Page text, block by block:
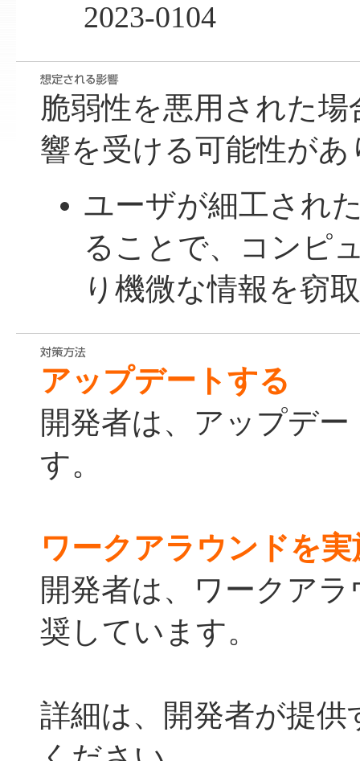
2023-0104
脆弱性を悪用された
響を受ける可能性があ
ユーザが細工され
ることで、コンピ
り機微な情報を窃
アップデートする
開発者は、アップデ
す。
ワークアラウンドを
開発者は、ワークア
奨しています。
詳細は、開発者が提供